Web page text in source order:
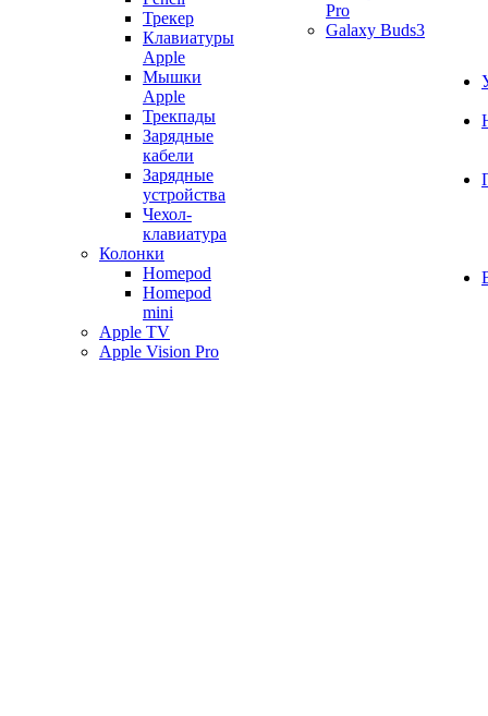
Трекер
Клавиатуры
Apple
Мышки
Apple
Трекпады
Зарядные
кабели
Зарядные
устройства
Чехол-
клавиатура
Колонки
Homepod
Homepod
mini
Apple TV
Apple Vision Pro
Pro
Galaxy Buds3